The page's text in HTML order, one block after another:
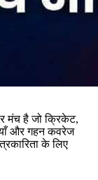
मंच है जो क्रिकेट,
और गहन कवरेज
के लिए